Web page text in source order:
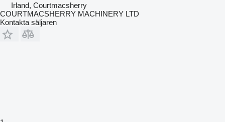
Irland, Courtmacsherry
COURTMACSHERRY MACHINERY LTD
Kontakta säljaren